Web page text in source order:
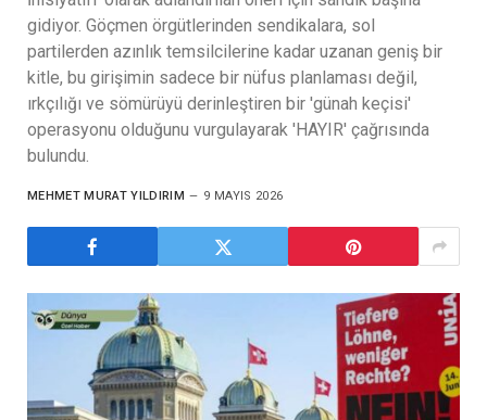
gidiyor. Göçmen örgütlerinden sendikalara, sol
partilerden azınlık temsilcilerine kadar uzanan geniş bir
kitle, bu girişimin sadece bir nüfus planlaması değil,
ırkçılığı ve sömürüyü derinleştiren bir 'günah keçisi'
operasyonu olduğunu vurgulayarak 'HAYIR' çağrısında
bulundu.
MEHMET MURAT YILDIRIM 9 MAYIS 2026